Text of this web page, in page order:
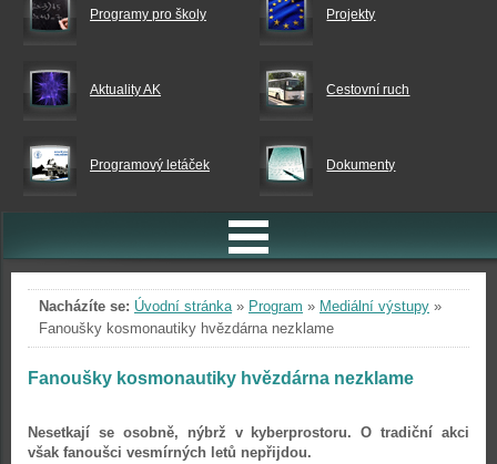
Programy pro školy Projekty
Aktuality AK Cestovní ruch
Programový letáček Dokumenty
Nacházíte se: Úvodní stránka» Program » Mediální výstupy »
Fanoušky kosmonautiky hvězdárna nezklame
Fanoušky kosmonautiky hvězdárna nezklame
Nesetkají se osobně, nýbrž v kyberprostoru. O tradiční akci
však fanoušci vesmírných letů nepřijdou.